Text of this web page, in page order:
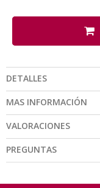
DETALLES
MAS INFORMACIÓN
VALORACIONES
PREGUNTAS